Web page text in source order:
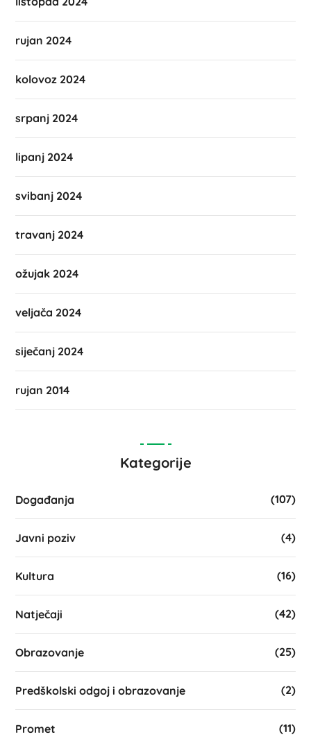
rujan 2024
kolovoz 2024
srpanj 2024
lipanj 2024
svibanj 2024
travanj 2024
ožujak 2024
veljača 2024
siječanj 2024
rujan 2014
Kategorije
Događanja (107)
Javni poziv (4)
Kultura (16)
Natječaji (42)
Obrazovanje (25)
Predškolski odgoj i obrazovanje (2)
Promet (11)